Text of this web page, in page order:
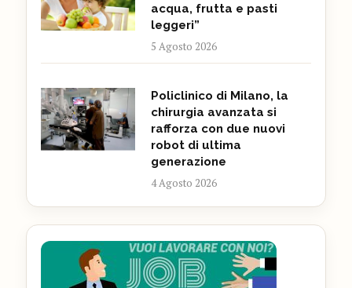
acqua, frutta e pasti
leggeri”
5 Agosto 2026
Policlinico di Milano, la
chirurgia avanzata si
rafforza con due nuovi
robot di ultima
generazione
4 Agosto 2026